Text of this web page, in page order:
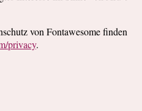
von Fontawesome finden
privacy.